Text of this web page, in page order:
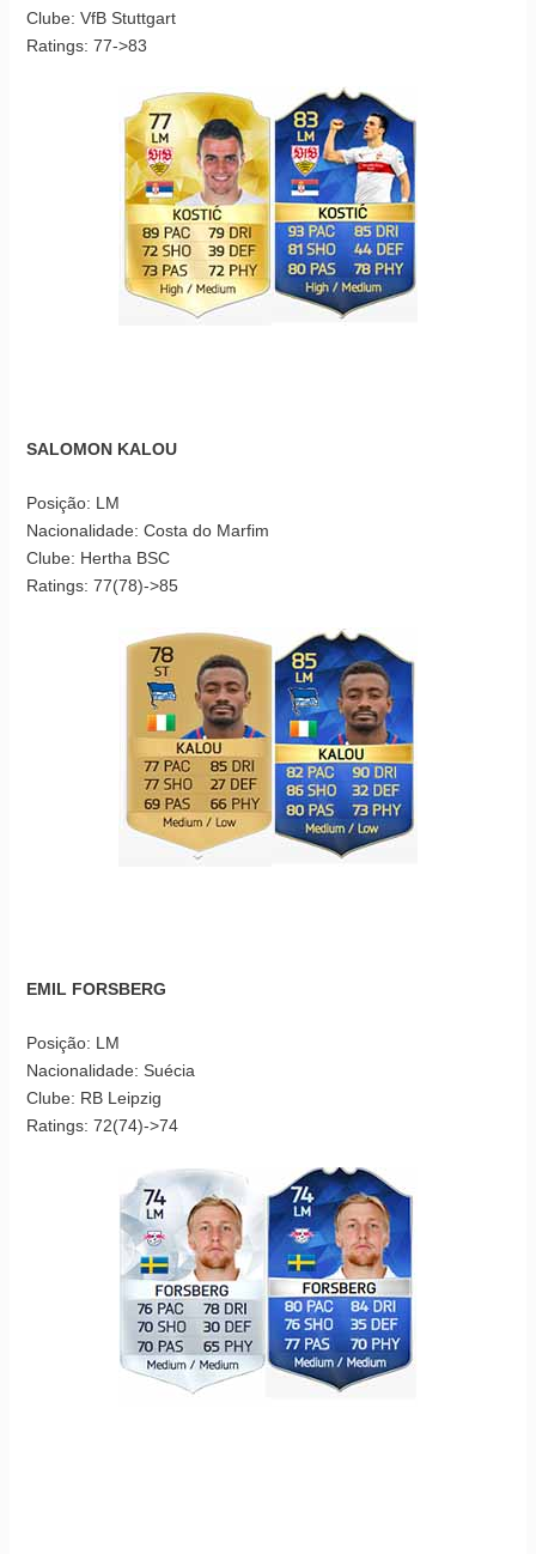
Clube: VfB Stuttgart
Ratings: 77->83
SALOMON KALOU
Posição: LM
Nacionalidade: Costa do Marfim
Clube: Hertha BSC
Ratings: 77(78)->85
EMIL FORSBERG
Posição: LM
Nacionalidade: Suécia
Clube: RB Leipzig
Ratings: 72(74)->74